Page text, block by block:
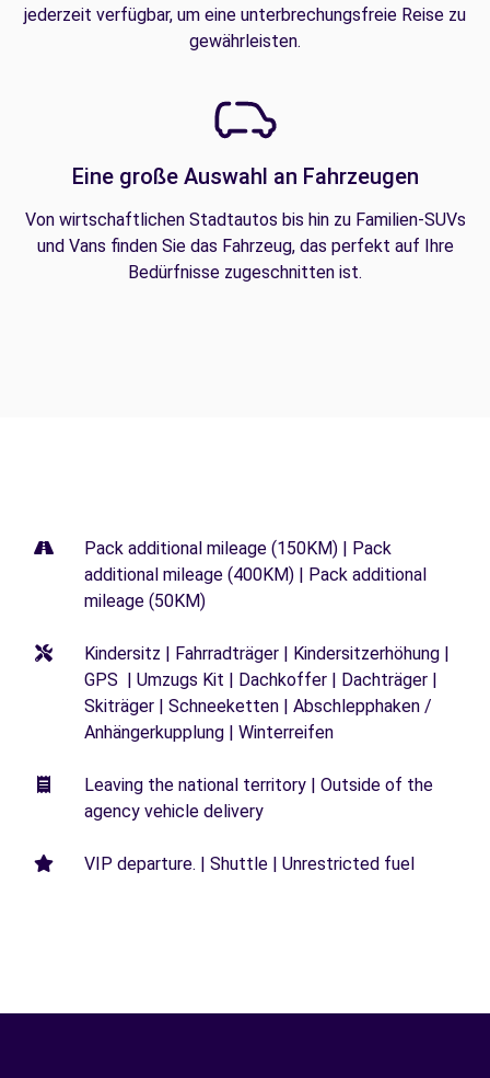
jederzeit verfügbar, um eine unterbrechungsfreie Reise zu
gewährleisten.
Eine große Auswahl an Fahrzeugen
Von wirtschaftlichen Stadtautos bis hin zu Familien-SUVs
und Vans finden Sie das Fahrzeug, das perfekt auf Ihre
Bedürfnisse zugeschnitten ist.
Pack additional mileage (150KM) | Pack
additional mileage (400KM) | Pack additional
mileage (50KM)
Kindersitz | Fahrradträger | Kindersitzerhöhung |
GPS | Umzugs Kit | Dachkoffer | Dachträger |
Skiträger | Schneeketten | Abschlepphaken /
Anhängerkupplung | Winterreifen
Leaving the national territory | Outside of the
agency vehicle delivery
VIP departure. | Shuttle | Unrestricted fuel